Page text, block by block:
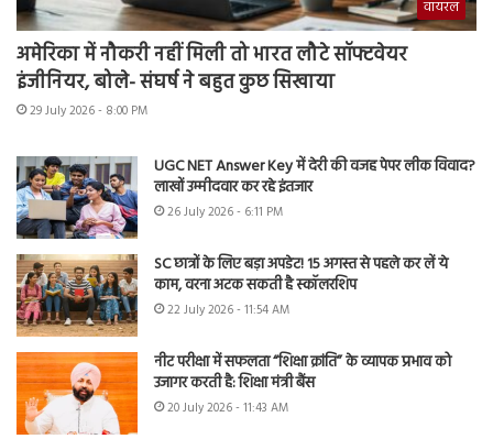
वायरल
अमेरिका में नौकरी नहीं मिली तो भारत लौटे सॉफ्टवेयर
इंजीनियर, बोले- संघर्ष ने बहुत कुछ सिखाया
29 July 2026 - 8:00 PM
UGC NET Answer Key में देरी की वजह पेपर लीक विवाद?
लाखों उम्मीदवार कर रहे इंतजार
26 July 2026 - 6:11 PM
SC छात्रों के लिए बड़ा अपडेट! 15 अगस्त से पहले कर लें ये
काम, वरना अटक सकती है स्कॉलरशिप
22 July 2026 - 11:54 AM
नीट परीक्षा में सफलता “शिक्षा क्रांति” के व्यापक प्रभाव को
उजागर करती है: शिक्षा मंत्री बैंस
20 July 2026 - 11:43 AM